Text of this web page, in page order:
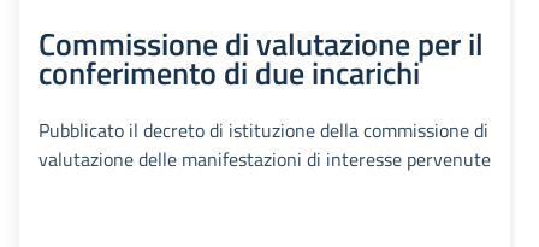
Commissione di valutazione per il
conferimento di due incarichi
Pubblicato il decreto di istituzione della commissione di
valutazione delle manifestazioni di interesse pervenute